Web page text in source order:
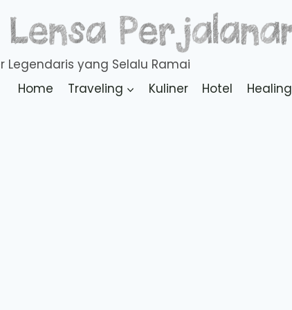
Home Traveling Kuliner Hotel Healing